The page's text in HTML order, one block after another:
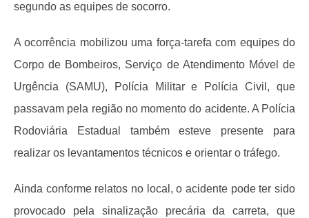
segundo as equipes de socorro.
A ocorrência mobilizou uma força-tarefa com equipes do
Corpo de Bombeiros, Serviço de Atendimento Móvel de
Urgência (SAMU), Polícia Militar e Polícia Civil, que
passavam pela região no momento do acidente. A Polícia
Rodoviária Estadual também esteve presente para
realizar os levantamentos técnicos e orientar o tráfego.
Ainda conforme relatos no local, o acidente pode ter sido
provocado pela sinalização precária da carreta, que